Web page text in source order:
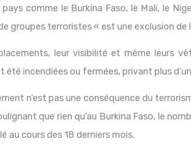
pays comme le Burkina Faso, le Mali, le
groupes terroristes « est une exclusion de
leur visibilité et même leurs
été incendiées ou fermées, privant plus
n’est pas une conséquence du
que rien qu’au Burkina Faso, le
au cours des 18 derniers mois.